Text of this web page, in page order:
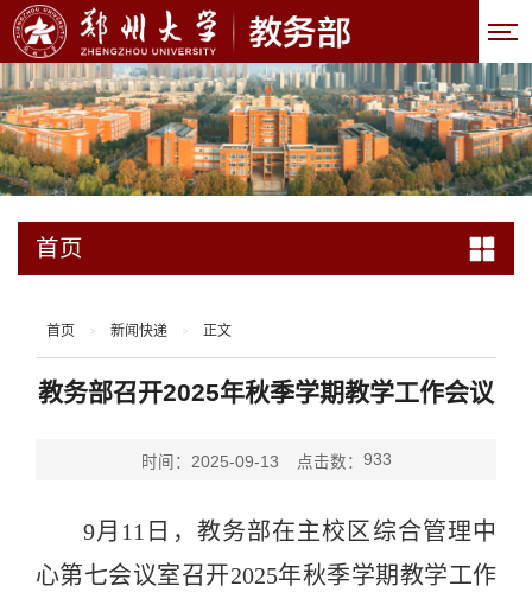
首页
首页 > 新闻快递 > 正文
教务部召开2025年秋季学期教学工作会议
时间：2025-09-13 点击数： 933
9月11日，教务部在主校区综合管理中
心第七会议室召开2025年秋季学期教学工作